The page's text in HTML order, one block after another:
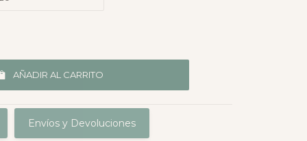
AÑADIR AL CARRITO
Envíos y Devoluciones